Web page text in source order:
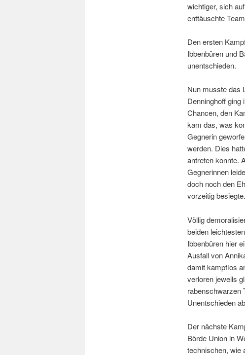
wichtiger, sich
enttäuschte
Den ersten
Ibbenbüren und
unentschieden.
Nun musste das
Denninghoff
Chancen, den
kam das, was
Gegnerin
werden. Dies
antreten konnte.
Gegnerinnen
doch noch den
vorzeitig besiegte.
Völlig
beiden
Ibbenbüren hier
Ausfall von
damit kampflos
verloren jeweils
rabenschwarzen
Unentschieden
Der nächste
Börde Union in
technischen, wie